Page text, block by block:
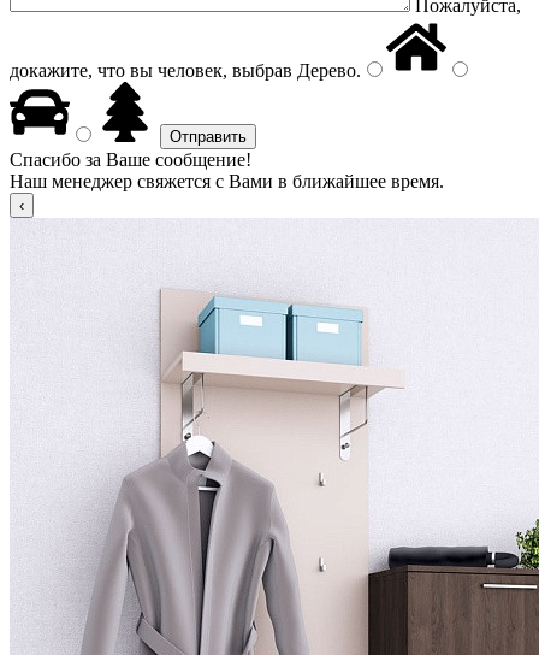
Пожалуйста,
докажите, что вы человек, выбрав Дерево.
Спасибо за Ваше сообщение!
Наш менеджер свяжется с Вами в ближайшее время.